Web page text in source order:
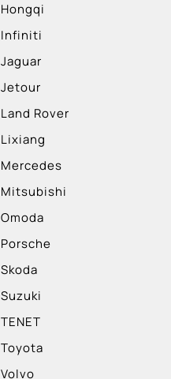
Hongqi
Infiniti
Jaguar
Jetour
Land Rover
Lixiang
Mercedes
Mitsubishi
Omoda
Porsche
Skoda
Suzuki
TENET
Toyota
Volvo